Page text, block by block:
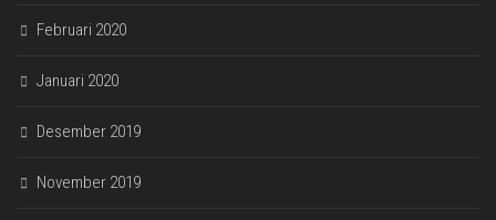
Februari 2020
Januari 2020
Desember 2019
November 2019